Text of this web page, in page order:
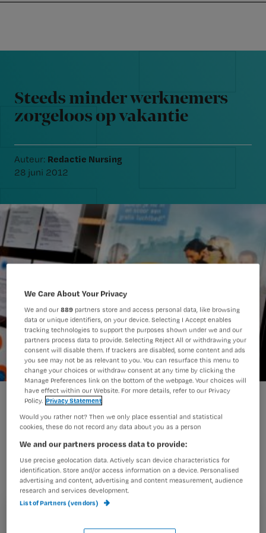
navigation
content
Nursing
Steeds minder werknemers zorgeloos op vakantie
Steeds minder werknemers
zorgeloos op vakantie
Auteur: Redactie Nursing
28 juni 2012
Heb je eindelijk die welverdiende
vakantie, zit je op het strand te
piekeren over werk dat blijft liggen of
vakantiewerkers die hun taken niet
We Care About Your Privacy
We and our889 partners store and access personal data, like browsing
data or unique identifiers, on your device. Selecting I Accept enables
tracking technologies to support the purposes shown under we and our
partners process data to provide. Selecting Reject All or withdrawing your
consent will disable them. If trackers are disabled, some content and ads
you see may not be as relevant to you. You can resurface this menu to
change your choices or withdraw consent at any time by clicking the
Manage Preferences link on the bottom of the webpage. Your choices will
have effect within our Website. For more details, refer to our Privacy
Policy. Privacy Statement
Would you rather not? Then we only place essential and statistical
cookies, these do not record any data about you as a person
We and our partners process data to provide:
Use precise geolocation data. Actively scan device characteristics for
identification. Store and/or access information on a device. Personalised
advertising and content, advertising and content measurement, audience
research and services development.
List of Partners (vendors)